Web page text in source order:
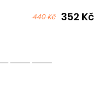
440 Kč 352 Kč